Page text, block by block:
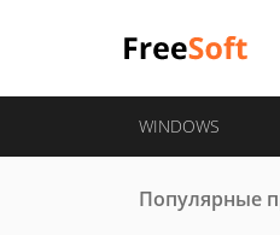
WINDOWS
Популярные